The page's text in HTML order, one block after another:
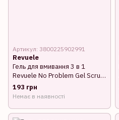
Артикул: 3800225902991
Revuele
Гель для вмивання 3 в 1
Revuele No Problem Gel Scrub
Mask 150 мл
193 грн
Немає в наявності